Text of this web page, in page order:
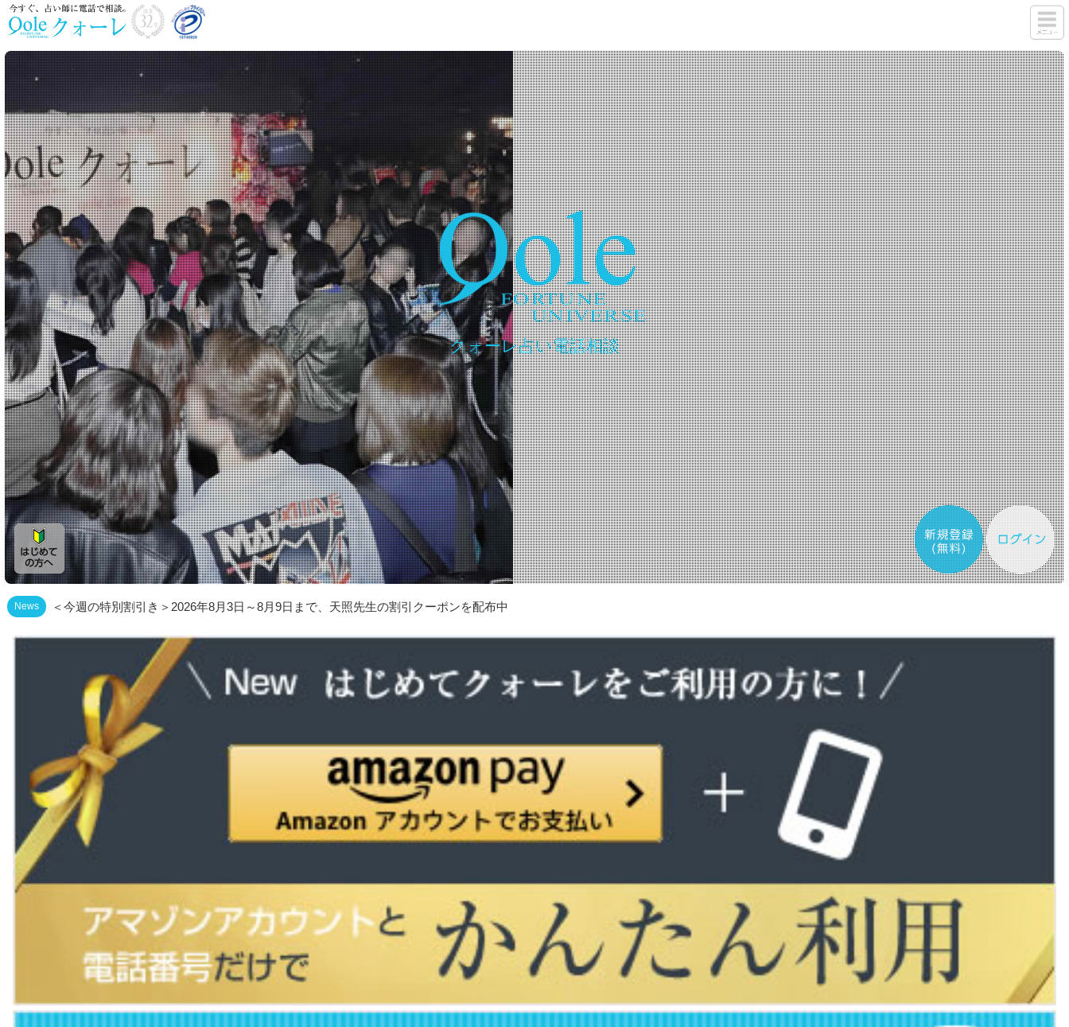
クォーレ占い電話相談
News ＜今週の特別割引き＞2026年8月3日～8月9日まで、天照先生の割引クーポンを配布中